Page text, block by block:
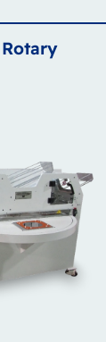
Rotary